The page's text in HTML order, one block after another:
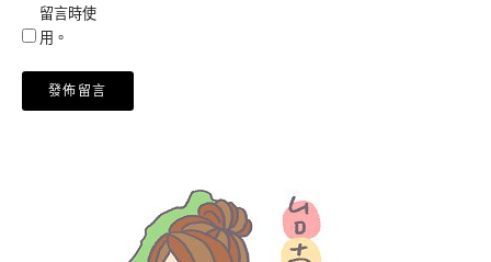
留言時使
用。